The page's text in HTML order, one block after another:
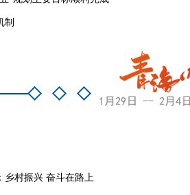
制
乡村振兴 奋斗在路上